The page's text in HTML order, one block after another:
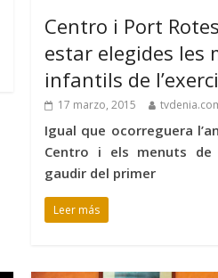
Centro i Port
estar elegides les
infantils de
17 marzo, 2015
Igual que ocorreguera
Centro i els menuts
gaudir del primer
Leer más